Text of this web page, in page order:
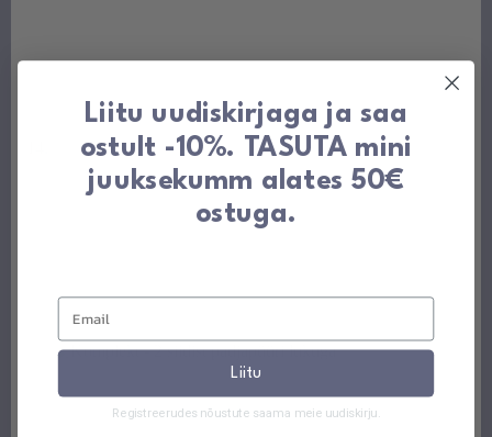
Liitu uudiskirjaga ja saa
ostult -10%. TASUTA mini
juuksekumm alates 50€
ostuga.
Liitu
Registreerudes nõustute saama meie uudiskirju.